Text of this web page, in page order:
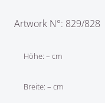
Artwork N°: 829/828
Höhe: – cm
Breite: – cm